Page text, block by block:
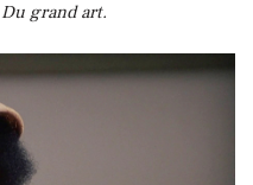
grand art.